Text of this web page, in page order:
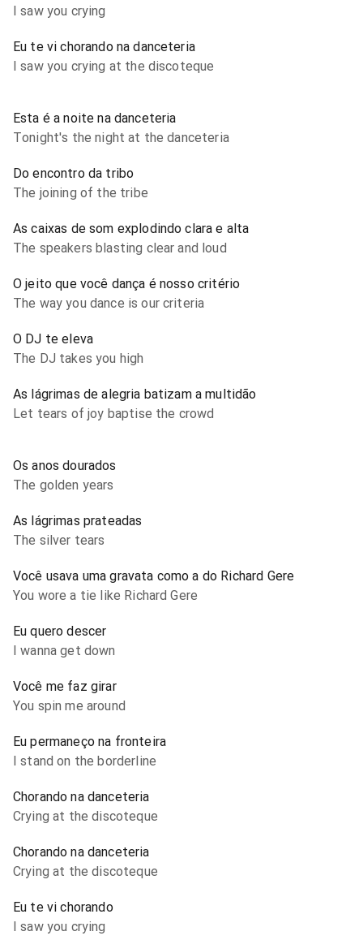
I saw you crying
Eu te vi chorando na danceteria
I saw you crying at the discoteque
Esta é a noite na danceteria
Tonight's the night at the danceteria
Do encontro da tribo
The joining of the tribe
As caixas de som explodindo clara e alta
The speakers blasting clear and loud
O jeito que você dança é nosso critério
The way you dance is our criteria
O DJ te eleva
The DJ takes you high
As lágrimas de alegria batizam a multidão
Let tears of joy baptise the crowd
Os anos dourados
The golden years
As lágrimas prateadas
The silver tears
Você usava uma gravata como a do Richard Gere
You wore a tie like Richard Gere
Eu quero descer
I wanna get down
Você me faz girar
You spin me around
Eu permaneço na fronteira
I stand on the borderline
Chorando na danceteria
Crying at the discoteque
Chorando na danceteria
Crying at the discoteque
Eu te vi chorando
I saw you crying